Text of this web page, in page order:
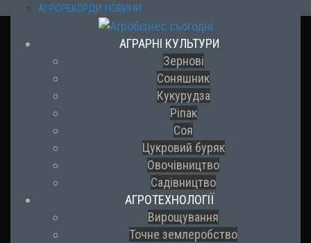
АГРОРЕКОРДИ НОВИНИ
АГРАРНІ КУЛЬТУРИ
Зернові
Соняшник
Кукурудза
Ріпак
Соя
Цукровий буряк
Овочівництво
Садівництво
АГРОТЕХНОЛОГІЇ
Вирощування
Точне землеробство